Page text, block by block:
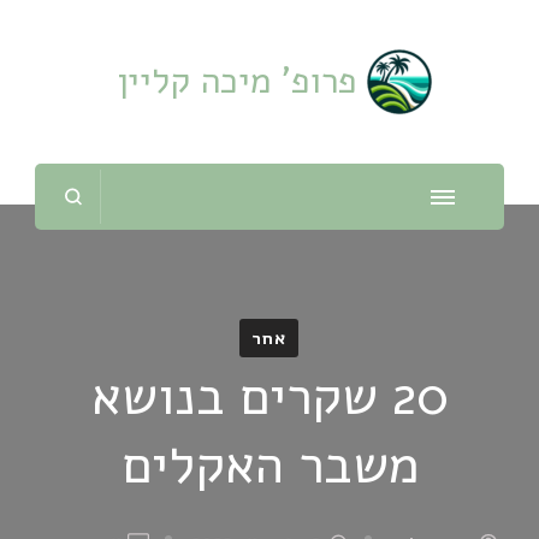
פרופ' מיכה קליין
אחר
20 שקרים בנושא
משבר האקלים